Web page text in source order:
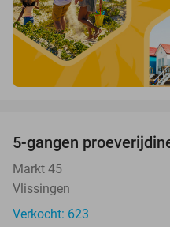
5-gangen
Markt 45
Vlissingen
Verkocht: 623